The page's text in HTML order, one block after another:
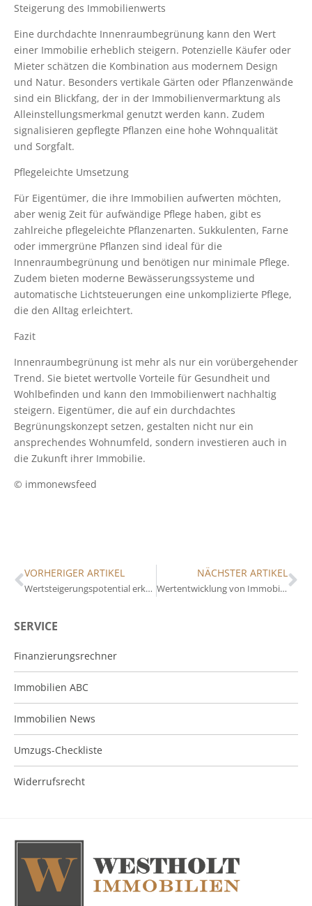
SERVICE
Finanzierungsrechner
Immobilien ABC
Immobilien News
Umzugs-Checkliste
Widerrufsrecht
Steigerung des Immobilienwerts
Eine durchdachte Innenraumbegrünung kann den Wert
einer Immobilie erheblich steigern. Potenzielle Käufer oder
Mieter schätzen die Kombination aus modernem Design
und Natur. Besonders vertikale Gärten oder Pflanzenwände
sind ein Blickfang, der in der Immobilienvermarktung als
Alleinstellungsmerkmal genutzt werden kann. Zudem
signalisieren gepflegte Pflanzen eine hohe Wohnqualität
und Sorgfalt.
Pflegeleichte Umsetzung
Für Eigentümer, die ihre Immobilien aufwerten möchten,
aber wenig Zeit für aufwändige Pflege haben, gibt es
zahlreiche pflegeleichte Pflanzenarten. Sukkulenten, Farne
oder immergrüne Pflanzen sind ideal für die
Innenraumbegrünung und benötigen nur minimale Pflege.
Zudem bieten moderne Bewässerungssysteme und
automatische Lichtsteuerungen eine unkomplizierte Pflege,
die den Alltag erleichtert.
Fazit
Innenraumbegrünung ist mehr als nur ein vorübergehender
Trend. Sie bietet wertvolle Vorteile für Gesundheit und
Wohlbefinden und kann den Immobilienwert nachhaltig
steigern. Eigentümer, die auf ein durchdachtes
Begrünungskonzept setzen, gestalten nicht nur ein
ansprechendes Wohnumfeld, sondern investieren auch in
die Zukunft ihrer Immobilie.
© immonewsfeed
VORHERIGER ARTIKEL
Wertsteigerungspotential erkennen: Tipps für Immobilienkäufer
NÄCHSTER ARTIKEL
Wertentwicklung von Immobilien durch nachhaltige Renovierungen